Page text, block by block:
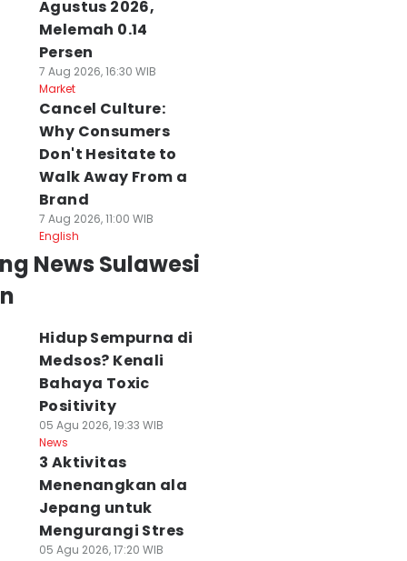
Agustus 2026,
Melemah 0.14
Persen
7 Aug 2026, 16:30 WIB
Market
Cancel Culture:
Why Consumers
Don't Hesitate to
Walk Away From a
Brand
7 Aug 2026, 11:00 WIB
English
News Sulawesi
Hidup Sempurna di
Medsos? Kenali
Bahaya Toxic
Positivity
05 Agu 2026, 19:33 WIB
News
3 Aktivitas
Menenangkan ala
Jepang untuk
Mengurangi Stres
05 Agu 2026, 17:20 WIB